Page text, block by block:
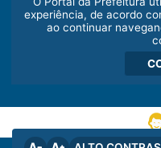
(13) 3842-7000
experiência, de acordo
ao continuar